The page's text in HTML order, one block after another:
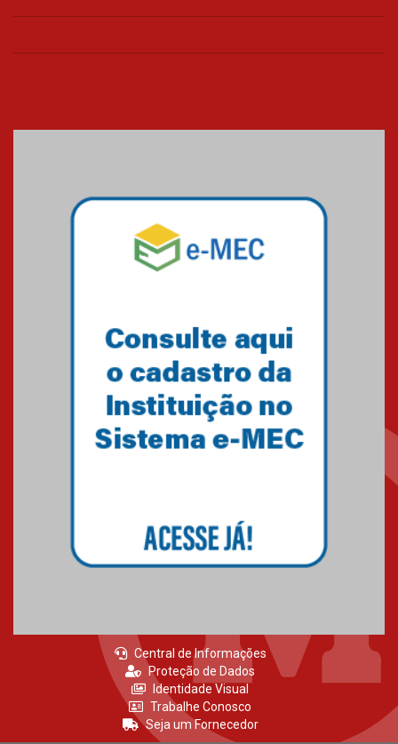
Mackenzie mobiliza campanha
solidária para apoiar famílias em
Minas Gerais
Primeiro culto do ano ressalta o
27.02.2026
Central de Informações
Proteção de Dados
Identidade Visual
Trabalhe Conosco
Seja um Fornecedor